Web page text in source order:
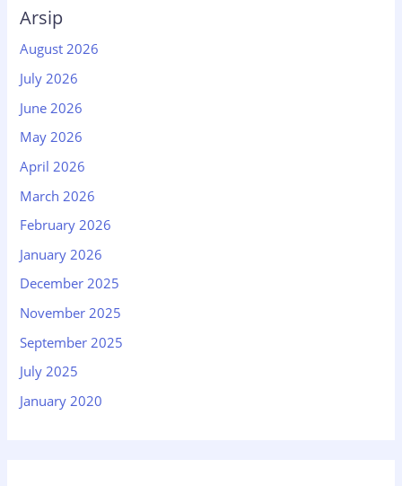
Arsip
August 2026
July 2026
June 2026
May 2026
April 2026
March 2026
February 2026
January 2026
December 2025
November 2025
September 2025
July 2025
January 2020